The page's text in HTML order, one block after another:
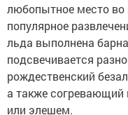
любопытное место во
популярное
льда выполнена
подсвечивается
рождественский
а также согревающий
или элешем.